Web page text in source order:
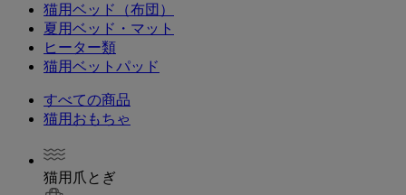
猫用ベッド（布団）
夏用ベッド・マット
ヒーター類
猫用ベットパッド
すべての商品
猫用おもちゃ
猫用爪とぎ